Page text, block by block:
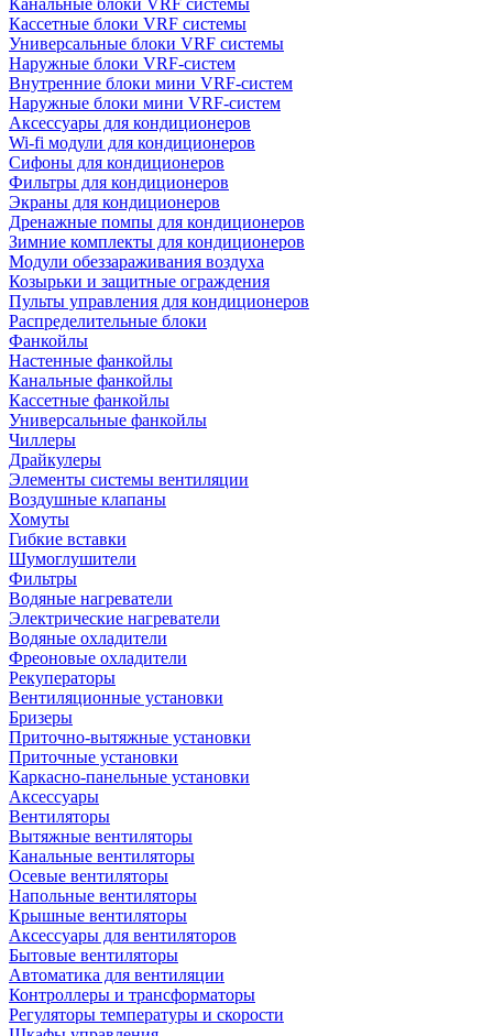
Канальные блоки VRF системы
Кассетные блоки VRF системы
Универсальные блоки VRF системы
Наружные блоки VRF-систем
Внутренние блоки мини VRF-систем
Наружные блоки мини VRF-систем
Аксессуары для кондиционеров
Wi-fi модули для кондиционеров
Сифоны для кондиционеров
Фильтры для кондиционеров
Экраны для кондиционеров
Дренажные помпы для кондиционеров
Зимние комплекты для кондиционеров
Модули обеззараживания воздуха
Козырьки и защитные ограждения
Пульты управления для кондиционеров
Распределительные блоки
Фанкойлы
Настенные фанкойлы
Канальные фанкойлы
Кассетные фанкойлы
Универсальные фанкойлы
Чиллеры
Драйкулеры
Элементы системы вентиляции
Воздушные клапаны
Хомуты
Гибкие вставки
Шумоглушители
Фильтры
Водяные нагреватели
Электрические нагреватели
Водяные охладители
Фреоновые охладители
Рекуператоры
Вентиляционные установки
Бризеры
Приточно-вытяжные установки
Приточные установки
Каркасно-панельные установки
Аксессуары
Вентиляторы
Вытяжные вентиляторы
Канальные вентиляторы
Осевые вентиляторы
Напольные вентиляторы
Крышные вентиляторы
Аксессуары для вентиляторов
Бытовые вентиляторы
Автоматика для вентиляции
Контроллеры и трансформаторы
Регуляторы температуры и скорости